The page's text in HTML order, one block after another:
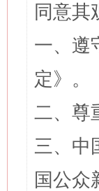
同意其
一、遵
定》。
二、尊
三、中
国公众